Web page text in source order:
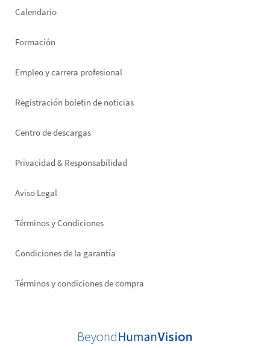
Calendario
Formación
Empleo y carrera profesional
Registración boletin de noticias
Footer
Centro de descargas
Privacidad & Responsabilidad
Aviso Legal
Términos y Condiciones
Condiciones de la garantía
Términos y condiciones de compra